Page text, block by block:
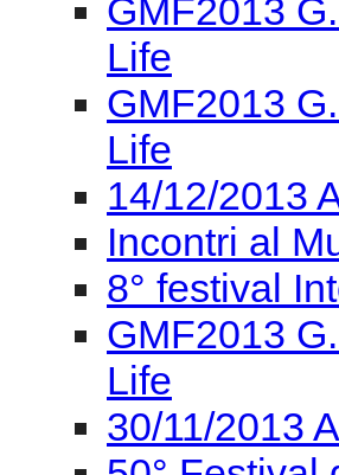
GMF2013
Life
GMF2013
Life
14/12/2013
Incontri al
8° festival
GMF2013
Life
30/11/2013